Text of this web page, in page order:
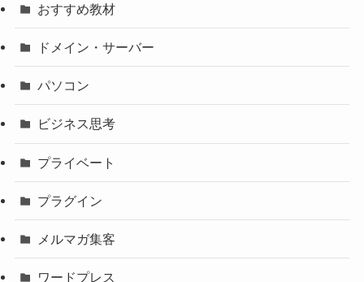
おすすめ教材
ドメイン・サーバー
パソコン
ビジネス思考
プライベート
プラグイン
メルマガ集客
ワードプレス